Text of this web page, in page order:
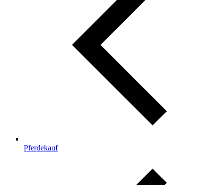
Pferdekauf